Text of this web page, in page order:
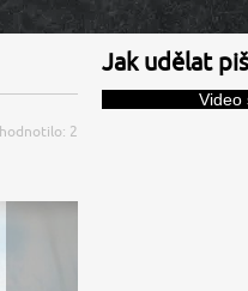
hodnotilo: 2
Jak udělat
Video